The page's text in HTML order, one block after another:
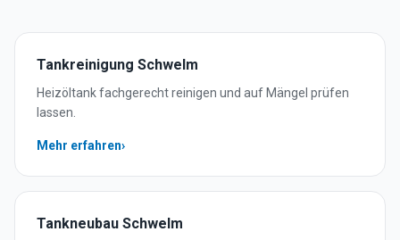
Tankreinigung Schwelm
Heizöltank fachgerecht reinigen und auf Mängel prüfen
lassen.
Mehr erfahren›
Tankneubau Schwelm